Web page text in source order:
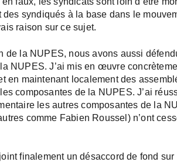
des syndiqués à la base dans le
raison sur ce sujet.
de la NUPES, nous avons aussi
NUPES. J’ai mis en œuvre
en maintenant localement des
composantes de la NUPES. J’ai
les autres composantes de la
comme Fabien Roussel) n’ont
finalement un désaccord de fond